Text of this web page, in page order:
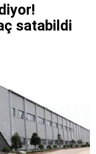
satabildi